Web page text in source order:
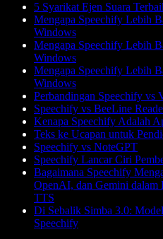
5 Syarikat Ejen Suara
Mengapa Speechify Lebih
Windows
Mengapa Speechify Lebih
Windows
Mengapa Speechify Lebih
Windows
Perbandingan Speechify vs
Speechify vs BeeLine
Kenapa Speechify Adalah
Teks ke Ucapan untuk
Speechify vs NoteGPT
Speechify Lancar Ciri
Bagaimana Speechify
OpenAI, dan Gemini
TTS
Di Sebalik Simba 3.0:
Speechify